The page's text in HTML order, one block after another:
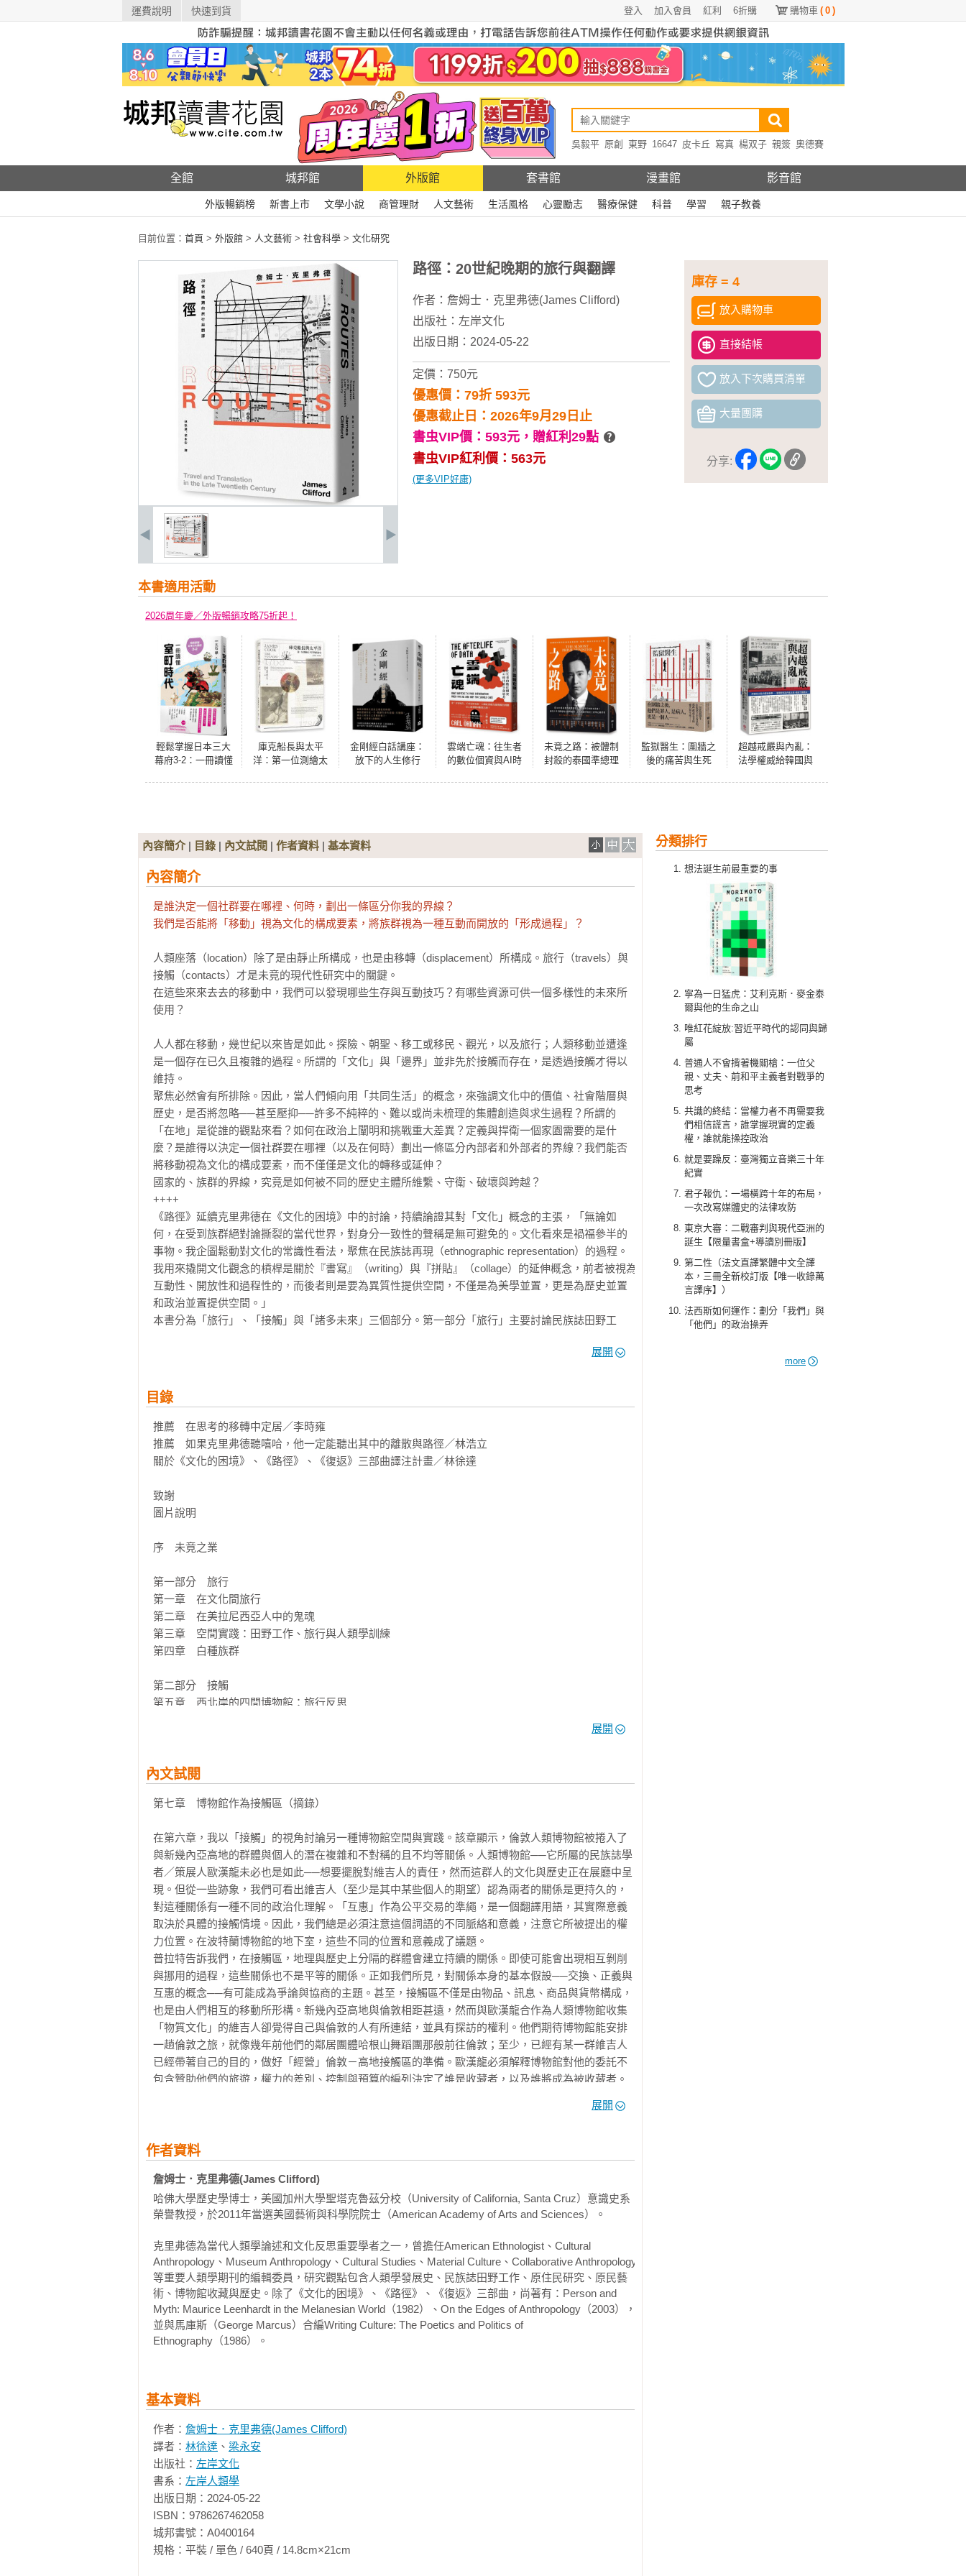
運費說明 快速到貨 購物車 ( 0 )
6折購
紅利
加入會員
登入
吳毅平 原創 東野 16647 皮卡丘 寫真 楊双子 親簽 奧德賽
全館 城邦館 外版館 套書館 漫畫館 影音館
外版暢銷榜 新書上市 文學小說 商管理財 人文藝術 生活風格 心靈勵志 醫療保健 科普 學習 親子教養
目前位置： 首頁 > 外版館 > 人文藝術 > 社會科學 > 文化研究
庫存 = 4
放入購物車
直接結帳
放入下次購買清單
大量團購
分享:
路徑：20世紀晚期的旅行與翻譯
作者： 詹姆士．克里弗德(James Clifford)
出版社： 左岸文化
出版日期：2024-05-22
定價：750元
優惠價：79折 593元
優惠截止日：2026年9月29日止
書虫VIP價：593元， 贈紅利29點
書虫VIP紅利價：563元
(更多VIP好康)
本書適用活動
2026周年慶／外版暢銷攻略75折起！
輕鬆掌握日本三大
幕府3-2：一冊讀懂
庫克船長與太平
洋：第一位測繪太
金剛經白話講座：
放下的人生修行
雲端亡魂：往生者
的數位個資與AI時
未竟之路：被體制
封殺的泰國準總理
監獄醫生：圍牆之
後的痛苦與生死
超越戒嚴與內亂：
法學權威給韓國與
分類排行
想法誕生前最重要的事
寧為一日猛虎：艾利克斯．麥金泰
爾與他的生命之山
唯紅花綻放:習近平時代的認同與歸
屬
普通人不會揹著機關槍：一位父
親、丈夫、前和平主義者對戰爭的
思考
共識的終結：當權力者不再需要我
們相信謊言，誰掌握現實的定義
權，誰就能操控政治
就是要躁反：臺灣獨立音樂三十年
紀實
君子報仇：一場橫跨十年的布局，
一次改寫媒體史的法律攻防
東京大審：二戰審判與現代亞洲的
誕生【限量書盒+導讀別冊版】
第二性（法文直譯繁體中文全譯
本，三冊全新校訂版【唯一收錄萬
言譯序】）
法西斯如何運作：劃分「我們」與
「他們」的政治操弄
more
內容簡介| 目錄 | 內文試閱 | 作者資料 | 基本資料
內容簡介
是誰決定一個社群要在哪裡、何時，劃出一條區分你我的界線？
我們是否能將「移動」視為文化的構成要素，將族群視為一種互動而開放的「形成過程」？
人類座落（location）除了是由靜止所構成，也是由移轉（displacement）所構成。旅行（travels）與
接觸（contacts）才是未竟的現代性研究中的關鍵。
在這些來來去去的移動中，我們可以發現哪些生存與互動技巧？有哪些資源可供一個多樣性的未來所
使用？
人人都在移動，幾世紀以來皆是如此。探險、朝聖、移工或移民、觀光，以及旅行；人類移動並遭逢
是一個存在已久且複雜的過程。所謂的「文化」與「邊界」並非先於接觸而存在，是透過接觸才得以
維持。
聚焦必然會有所排除。因此，當人們傾向用「共同生活」的概念，來強調文化中的價值、社會階層與
歷史，是否將忽略──甚至壓抑──許多不純粹的、難以或尚未梳理的集體創造與求生過程？所謂的
「在地」是從誰的觀點來看？如何在政治上闡明和挑戰重大差異？定義與捍衛一個家園需要的是什
麼？是誰得以決定一個社群要在哪裡（以及在何時）劃出一條區分內部者和外部者的界線？我們能否
將移動視為文化的構成要素，而不僅僅是文化的轉移或延伸？
國家的、族群的界線，究竟是如何被不同的歷史主體所維繫、守衛、破壞與跨越？
++++
《路徑》延續克里弗德在《文化的困境》中的討論，持續論證其對「文化」概念的主張，「無論如
何，在受到族群絕對論撕裂的當代世界，對身分一致性的聲稱是無可避免的。文化看來是禍福參半的
事物。我企圖鬆動對文化的常識性看法，聚焦在民族誌再現（ethnographic representation）的過程。
我用來撬開文化觀念的槓桿是關於『書寫』（writing）與『拼貼』（collage）的延伸概念，前者被視為
互動性、開放性和過程性的，而後者則是要為異質性提供空間，不僅是為美學並置，更是為歷史並置
和政治並置提供空間。」
本書分為「旅行」、「接觸」與「諸多未來」三個部分。第一部分「旅行」主要討論民族誌田野工
動（embodied activity）。這種世俗的強調有助於開拓當前的可能性，擴展並複雜化民族誌研究的路
和不同社群利益的接觸區。那麼，在全球博物館蓬勃發展的當下，我們可以如何看待並期待更多樣性
的參與？第三部分「諸多未來」考察了「離散」（diaspora）的當代銜接，考察了如何在與多個地方保
持聯繫之際，又能同時履踐非絕對主義的公民身分形式。各式各樣的離散史被重構為一種「後殖民主
義的史前史」，跨國旅行和接觸——人、物和媒體的旅行和接觸——並不指向單一的歷史方向。
然後，當歷史現實被理解為一連串未竟的遭逢，或許我們可以試圖定位自己，講述一則關於移動的新
++++
「我並不認為任何人會永遠被他的『身分』固定住，但也沒有人可以擺脫他的種族與文化、階級與種
擇或被迫接受的家園，而是作為世界旅行的場域，是困難的遭逢與對話的機緣。由此而來的推論是，
這些文章是一點點開端，試圖追溯人們旅行的新、舊地圖和歷史，而其中被賦予了不同程度的權力或
受迫。本書關切在移轉中所銜接的人類差異性，關切在愈來愈連結但非同質的世界中，糾纏的文化經
驗、結構與可能性。」──〈序：未竟之業〉
==========
【人類學反思三部曲】
這三部作品試圖討論當代原民社群在世界主義與全球現代性的過程中所涉及有關現代跨國活動、殖民
經驗、政治記憶與文化身分等議題，並且透過實用主義手段與全球化勢力，周旋於各種不同的資本主
克里弗德延續《書寫文化》（Writing Culture）中「部分眞實」觀點，提出「諸多歷史」（histories）
徑》裡闡述羅斯堡的諸多過往；在《復返》裡賦予「偶然性銜接」的歷史辯證。
因此，當代的原民文化復振從來不是一個從「殖民壓迫」朝向「解放獨立」的簡單過程，而是在「殖
民／解殖／後殖民」轉換的不確定關係中的各式接觸、交換、抵抗和衝突。在這種民族誌現實主義之
協商與合作。
在不斷移動的反思並置中，克里弗德以路徑軌跡對比根系定著。透過旅行與接觸的情境，文化書寫者
召喚行走於路途上的翻譯，一方面是對於古典田野工作中整體脈絡的破除與再連結，另一方面則是揭
示異質現代性的多點交會與非本土化的特質。克里弗德曾在演說中認為自己是「歷史實在論者」，我
們可以說《路徑》一書所傳遞的訊息也許更像是葛茲所說的「後事實追尋」：在歷史之後，田野中的
文化工作者透過爬梳各式軌跡所揭露的多重真實，比起深埋地底只能匯聚的根系，多了許多系譜與處
境的能動性。正因如此，路徑提供了我們走向離散而旅行的諸多世界，也在接觸和翻譯中發現對照諸
多過往的可能性。──李宜澤，國立東華大學族群關係與文化學系副教授兼系主任
歷經三年Covid-19對人身行動的限制，今日的我們應該可以體會旅遊、遭逢、流浪以及「交會時互放
的光亮」是多麼地可貴。早在1997年，人類學者詹姆士・克里弗德已敏銳地體會這點。在《路徑》這
本書中，他點出人們對於「扎根」的迷思，提出以移動為基調的人文社會科學。這本書同時也是克里
弗德遊走於各場域與學科的遊記。以充滿哲思、內省與詼諧的筆觸，他為李維史陀著名的「我恨旅
行，我恨探險家」提出了新的詮釋。──洪廣冀，國立台灣大學地理環境資源系副教授
展開
目錄
推薦　在思考的移轉中定居／李時雍
推薦　如果克里弗德聽嘻哈，他一定能聽出其中的離散與路徑／林浩立
關於《文化的困境》、《路徑》、《復返》三部曲譯注計畫／林徐達
致謝
圖片說明
序　未竟之業
第一部分　旅行
第一章　在文化間旅行
第二章　在美拉尼西亞人中的鬼魂
第三章　空間實踐：田野工作、旅行與人類學訓練
第四章　白種族群
第二部分　接觸
第五章　西北岸的四間博物館：旅行反思
第九章　公羊年：一九九一年二月二日檀香山
第十一章　移民
第十二章　羅斯堡的沉思
各章來源
參考書目
注釋
譯名對照
展開
內文試閱
第七章　博物館作為接觸區（摘錄）
在第六章，我以「接觸」的視角討論另一種博物館空間與實踐。該章顯示，倫敦人類博物館被捲入了
與新幾內亞高地的群體與個人的潛在複雜和不對稱的且不均等關係。人類博物館──它所屬的民族誌學
者／策展人歐漢龍未必也是如此──想要擺脫對維吉人的責任，然而這群人的文化與歷史正在展廳中呈
現。但從一些跡象，我們可看出維吉人（至少是其中某些個人的期望）認為兩者的關係是更持久的，
對這種關係有一種不同的政治化理解。「互惠」作為公平交易的準繩，是一個翻譯用語，其實際意義
取決於具體的接觸情境。因此，我們總是必須注意這個詞語的不同脈絡和意義，注意它所被提出的權
力位置。在波特蘭博物館的地下室，這些不同的位置和意義成了議題。
普拉特告訴我們，在接觸區，地理與歷史上分隔的群體會建立持續的關係。即使可能會出現相互剝削
與挪用的過程，這些關係也不是平等的關係。正如我們所見，對關係本身的基本假設──交換、正義與
互惠的概念──有可能成為爭論與協商的主題。甚至，接觸區不僅是由物品、訊息、商品與貨幣構成，
也是由人們相互的移動所形構。新幾內亞高地與倫敦相距甚遠，然而與歐漢龍合作為人類博物館收集
「物質文化」的維吉人卻覺得自己與倫敦的人有所連結，並具有探訪的權利。他們期待博物館能安排
一趟倫敦之旅，就像幾年前他們的鄰居團體哈根山舞蹈團那般前往倫敦；至少，已經有某一群維吉人
已經帶著自己的目的，做好「經營」倫敦－高地接觸區的準備。歐漢龍必須解釋博物館對他的委託不
包含贊助他們的旅遊，權力的差別、控制與預算的編列決定了誰是收藏者，以及誰將成為被收藏者。
來自塞皮克河（Sepik River）流域的雕刻家，最近來到加州的帕羅奧圖市（Palo Alto）旅行，他們到大
作。而這群雕刻家們到達史丹佛大學後，即在校園中樹木繁茂的一角開始工作。一九九四年整個夏
繞的人物形象，設計相當令人驚艷。他們的工作場所就是一個開放式的空間，人來人往，到了星期五
的晚上，工地便成了派對現場，有烤肉、臉部彩繪、鼓聲與舞蹈。這群新幾內亞的藝術家將他們的設
計概念傳授予那些對此感到興趣的帕羅奧多市民，慢慢地，愈來愈多人每週都會在此駐足，動手做藝
當我在一九九四年秋天抵達史丹佛，這群藝術家已經回到塞皮克河地區，而在「新幾內亞雕刻花園」
中，數十根雕刻過的樹幹和石頭錯落在樹木之間。木雕周圍有纜繩環繞（因為其中一座被偷走了），
而且為免受到雨水侵蝕，現在還用透明塑膠布覆蓋。人們在園內閒逛，把塑膠布撥開觀看被罩著的鱷
魚和長喙鳥。一張傳單告訴參觀者，這個造景計畫仍需籌募四萬美元以供布置和造景。建議贊助的內
容有往來新幾內亞的旅費一萬美元、二百五十美元購買蕨類植物、一百美元購買聚光燈，以及藝術家
每人二十五美元的零用金。一年後，就在我撰寫這本書的同時，花園已經成形了。有志工打造水泥柱
在「新幾內亞雕刻花園」，互動過程與「文化」或「藝術」的生產和收藏一樣重要。雖然把異地者帶
到西方博物館、動物園和萬國博覽會的做法歷史悠久，史丹佛大學校園中的雕刻家卻沒有被當成標本
展示，他們被呈現為工作中的「藝術家」，不是「在地者」。大家當然可以將他們看成異國風情，但
這與計畫的精神背道而馳，因為計畫本身便是想要邀請民眾透過贊助或親身參與打造這座花園。這群
旅行中的藝術家追尋了自己的冒險，獲得聲望、吸取新知和享受樂趣，同時又透過電話與塞皮克河地
區的族人保持聯繫。他們在史丹佛周圍各種不同的社群中結交許多朋友。他們被帶到迪士尼樂園和伊
撒冷學院（Esalen Institute），受到當地的消防隊員和奧克蘭市（Oakland）的烏思非裔社群教會
（WO’SE African Community Church）的款待。他們要離開時有數百人前往機場送行，也已經有了回
訪和重訪的計畫。一位經常到此一校園小樹林參觀的人說：「這裡就像是一項奇蹟，從太空掉進純種
白人的上流社區裡。」一位雕刻家說：「所有來到這裡的人都是好人。大家很高興見到我們，帶給我
展開
作者資料
詹姆士．克里弗德(James Clifford)
哈佛大學歷史學博士，美國加州大學聖塔克魯茲分校（University of California, Santa Cruz）意識史系
榮譽教授，於2011年當選美國藝術與科學院院士（American Academy of Arts and Sciences）。
克里弗德為當代人類學論述和文化反思重要學者之一，曾擔任American Ethnologist、Cultural
Anthropology、Museum Anthropology、Cultural Studies、Material Culture、Collaborative Anthropology
等重要人類學期刊的編輯委員，研究觀點包含人類學發展史、民族誌田野工作、原住民研究、原民藝
術、博物館收藏與歷史。除了《文化的困境》、《路徑》、《復返》三部曲，尚著有：Person and
Myth: Maurice Leenhardt in the Melanesian World（1982）、On the Edges of Anthropology（2003），
並與馬庫斯（George Marcus）合編Writing Culture: The Poetics and Politics of
Ethnography（1986）。
基本資料
作者： 詹姆士．克里弗德(James Clifford)
譯者： 林徐達 、 梁永安
出版社： 左岸文化
書系： 左岸人類學
出版日期：2024-05-22
ISBN：9786267462058
城邦書號：A0400164
規格：平裝 / 單色 / 640頁 / 14.8cm×21cm